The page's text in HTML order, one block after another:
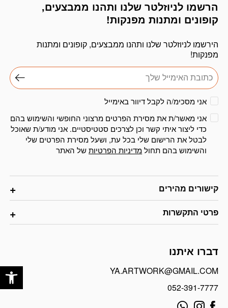
קישורים מהירים
פרטי התקשרות
דברו איתנו
YA.ARTWORK@GMAIL.COM
052-391-7777
הרשמו לניוזלטר שלנו ותהנו ממבצעים,
קופונים ומתנות מפנקות!
הירשמו לניוזלטר שלנו ותהנו ממבצעים, קופונים ומתנות
מפנקות!
דוא׳׳ל
אני מסכימ/ה לקבל דיוור באימייל
אני מאשר/ת את מסירת הפרטים מרצוני החופשי והשימוש בהם
כדי ליצור איתי קשר וכן לצרכים סטטיסטיים. אני מודע/ת שאוכל
לבטל את הרישום שלי בכל עת, ושעל מסירת הפרטים שלי
והשימוש בהם תחולמדיניות הפרטיותשל האתר